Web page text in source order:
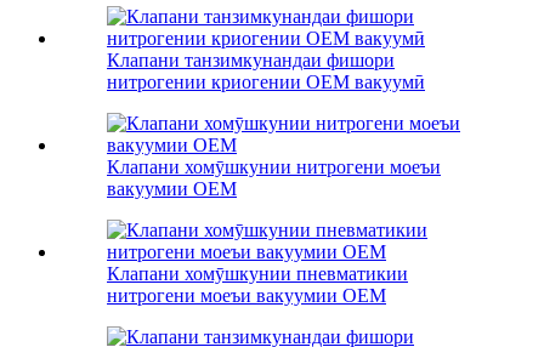
Клапани танзимкунандаи фишори
нитрогении криогении OEM вакуумӣ
Клапани хомӯшкунии нитрогени моеъи
вакуумии OEM
Клапани хомӯшкунии пневматикии
нитрогени моеъи вакуумии OEM